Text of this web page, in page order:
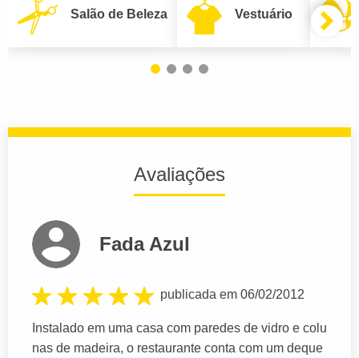
Salão de Beleza Vestuário
Avaliações
Fada Azul
publicada em 06/02/2012
Instalado em uma casa com paredes de vidro e colu
nas de madeira, o restaurante conta com um deque